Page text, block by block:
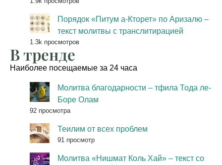
Порядок «Питум а-Кторет» по Аризалю –
текст молитвы с транслитирацией
1.3k просмотров
В тренде
Наиболее посещаемые за 24 часа
Молитва благодарности – тфила Тода ле-
Боре Олам
92 просмотра
Теилим от всех проблем
91 просмотр
Молитва «Нишмат Коль Хай» – текст со